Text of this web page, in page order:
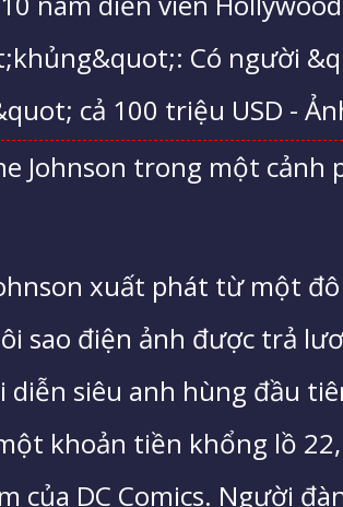
Johnson trong một cảnh
xuất phát từ một
sao điện ảnh được trả
diễn siêu anh hùng đầu
khoản tiền khổng lồ
của DC Comics. Người